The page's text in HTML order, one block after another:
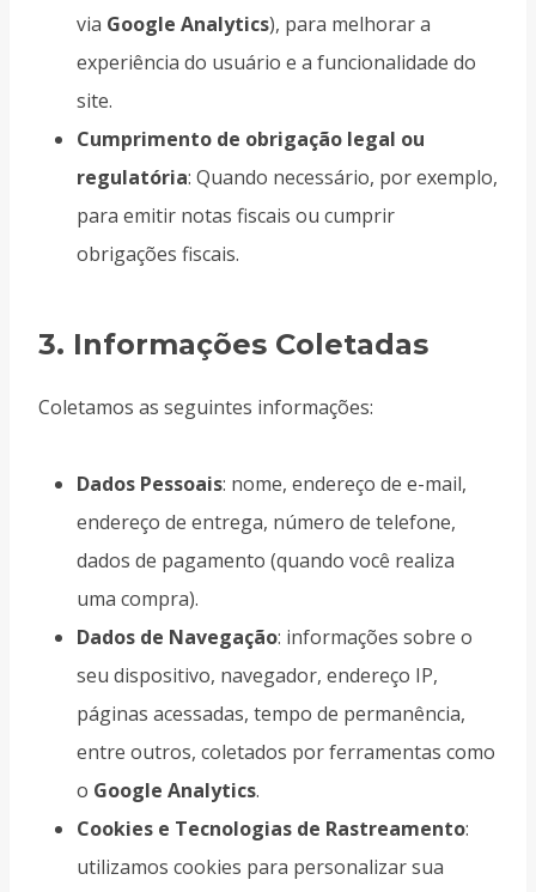
via Google Analytics), para melhorar a
experiência do usuário e a funcionalidade do
site.
Cumprimento de obrigação legal ou
regulatória: Quando necessário, por exemplo,
para emitir notas fiscais ou cumprir
obrigações fiscais.
3. Informações Coletadas
Coletamos as seguintes informações:
Dados Pessoais: nome, endereço de e-mail,
endereço de entrega, número de telefone,
dados de pagamento (quando você realiza
uma compra).
Dados de Navegação: informações sobre o
seu dispositivo, navegador, endereço IP,
páginas acessadas, tempo de permanência,
entre outros, coletados por ferramentas como
o Google Analytics.
Cookies e Tecnologias de Rastreamento:
utilizamos cookies para personalizar sua